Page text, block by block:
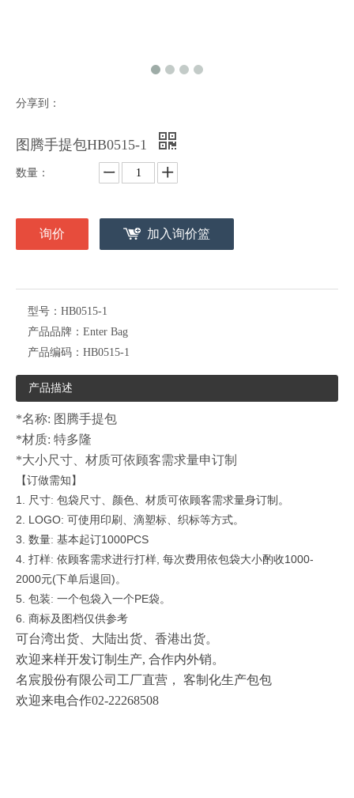
分享到：
图腾手提包HB0515-1
数量：
询价 加入询价篮
型号： HB0515-1
产品品牌： Enter Bag
产品编码： HB0515-1
产品描述
*名称: 图腾手提包
*材质: 特多隆
*大小尺寸、材质可依顾客需求量申订制
【订做需知】
1.
尺寸: 包袋尺寸、颜色、材质可依顾客需求量身订制。
2. LOGO: 可使用印刷、滴塑标、织标等方式。
3. 数量: 基本起订1000PCS
4. 打样: 依顾客需求进行打样 每次费用依包袋大小酌收1000-
2000元(下单后退回)。
5. 包装: 一个包袋入一个PE袋。
6. 商标及图档仅供参考
可台湾出货、大陆出货、香港出货。
欢迎来样开发订制生产, 合作内外销。
名宸股份有限公司工厂直营， 客制化生产包包
欢迎来电合作02-22268508